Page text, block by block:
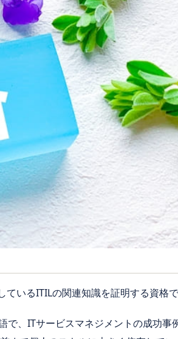
いるITILの関連知識を証明する資格で
、ITサービスマネジメントの成功事